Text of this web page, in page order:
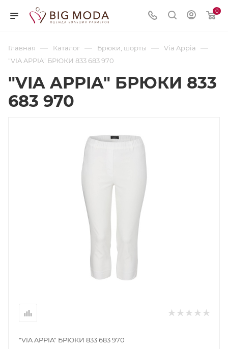
0
Главная — Каталог — Брюки, шорты — Via Appia —
"VIA APPIA" БРЮКИ 833 683 970
"VIA APPIA" БРЮКИ 833
683 970
"VIA APPIA" БРЮКИ 833 683 970